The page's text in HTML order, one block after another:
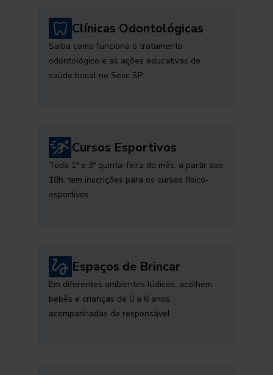
Clínicas Odontológicas
Saiba como funciona o tratamento
odontológico e as ações educativas de
saúde bucal no Sesc SP
Cursos Esportivos
Toda 1ª e 3ª quinta-feira do mês, a partir das
18h, tem inscrições para os cursos físico-
esportivos
Espaços de Brincar
Em diferentes ambientes lúdicos, acolhem
bebês e crianças de 0 a 6 anos,
acompanhadas de responsável